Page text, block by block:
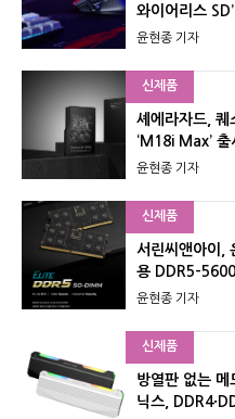
와이어리스
윤현종 기자
신제품
셰에라자드, 퀘
‘M18i Max’ 출
윤현종 기자
신제품
서린씨앤아이,
용 DDR5-
윤현종 기자
신제품
방열판 없는
닉스,